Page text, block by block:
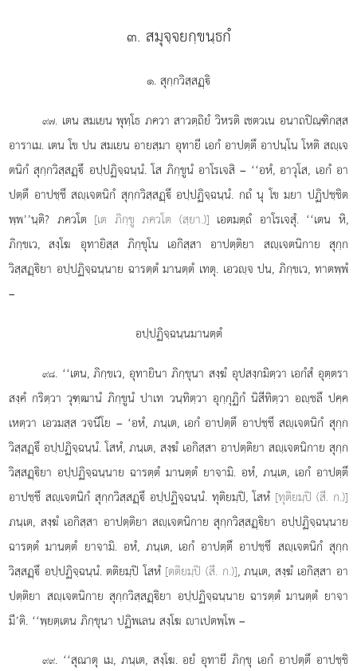
๓. สมุจฺจยกฺขนฺธกํ
๑. สุกฺกวิสฺสฏฺิ
๙๗. เตน สมเยน พุทฺโธ ภควา สาวตฺถิยํ วิหรติ เชตวเน อนาถปิณฺฑิกสฺส
อาราเม. เตน โข ปน สมเยน อายสฺมา อุทายี เอกํ อาปตฺตึ อาปนฺโน โหติ สฺเจ
ตนิกํ สุกฺกวิสฺสฏฺึ อปฺปฏิจฺฉนฺนํ. โส ภิกฺขูนํ อาโรเจสิ – ‘‘อหํ, อาวุโส, เอกํ อา
ปตฺตึ อาปชฺชึ สฺเจตนิกํ สุกฺกวิสฺสฏฺึ อปฺปฏิจฺฉนฺนํ. กถํ นุ โข มยา ปฏิปชฺชิต
พฺพ’’นฺติ? ภควโต [เต ภิกฺขู ภควโต (สฺยา.)] เอตมตฺถํ อาโรเจสุํ. ‘‘เตน หิ,
ภิกฺขเว, สงฺโฆ อุทายิสฺส ภิกฺขุโน เอกิสฺสา อาปตฺติยา สฺเจตนิกาย สุกฺก
วิสฺสฏฺิยา อปฺปฏิจฺฉนฺนาย ฉารตฺตํ มานตฺตํ เทตุ. เอวฺจ ปน, ภิกฺขเว, ทาตพฺพํ
–
อปฺปฏิจฺฉนฺนมานตฺตํ
๙๘. ‘‘เตน, ภิกฺขเว, อุทายินา ภิกฺขุนา สงฺฆํ อุปสงฺกมิตฺวา เอกํสํ อุตฺตรา
สงฺคํ กริตฺวา วุฑฺฒานํ ภิกฺขูนํ ปาเท วนฺทิตฺวา อุกฺกุฏิกํ นิสีทิตฺวา อฺชลึ ปคฺค
เหตฺวา เอวมสฺส วจนีโย – ‘อหํ, ภนฺเต, เอกํ อาปตฺตึ อาปชฺชึ สฺเจตนิกํ สุกฺก
วิสฺสฏฺึ อปฺปฏิจฺฉนฺนํ. โสหํ, ภนฺเต, สงฺฆํ เอกิสฺสา อาปตฺติยา สฺเจตนิกาย สุกฺก
วิสฺสฏฺิยา อปฺปฏิจฺฉนฺนาย ฉารตฺตํ มานตฺตํ ยาจามิ. อหํ, ภนฺเต, เอกํ อาปตฺตึ
อาปชฺชึ สฺเจตนิกํ สุกฺกวิสฺสฏฺึ อปฺปฏิจฺฉนฺนํ. ทุติยมฺปิ, โสหํ [ทุติยมฺปิ (สี. ก.)]
ภนฺเต, สงฺฆํ เอกิสฺสา อาปตฺติยา สฺเจตนิกาย สุกฺกวิสฺสฏฺิยา อปฺปฏิจฺฉนฺนาย
ฉารตฺตํ มานตฺตํ ยาจามิ. อหํ, ภนฺเต, เอกํ อาปตฺตึ อาปชฺชึ สฺเจตนิกํ สุกฺก
วิสฺสฏฺึ อปฺปฏิจฺฉนฺนํ. ตติยมฺปิ โสหํ [ตติยมฺปิ (สี. ก.)], ภนฺเต, สงฺฆํ เอกิสฺสา อา
ปตฺติยา สฺเจตนิกาย สุกฺกวิสฺสฏฺิยา อปฺปฏิจฺฉนฺนาย ฉารตฺตํ มานตฺตํ ยาจา
มี’ติ. ‘‘พฺยตฺเตน ภิกฺขุนา ปฏิพเลน สงฺโฆ าเปตพฺโพ –
๙๙. ‘‘สุณาตุ เม, ภนฺเต, สงฺโฆ. อยํ อุทายี ภิกฺขุ เอกํ อาปตฺตึ อาปชฺชิ